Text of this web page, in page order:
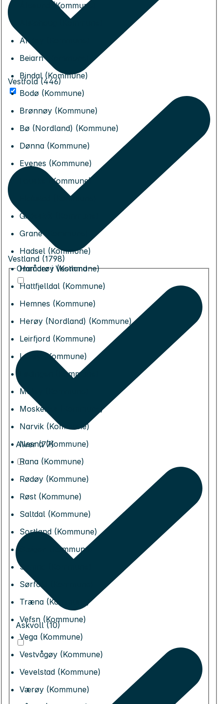
Ålesund (Kommune)
Andøy (Kommune)
Beiarn (Kommune)
Bindal (Kommune)
Bodø (Kommune)
Brønnøy (Kommune)
Bø (Nordland) (Kommune)
Dønna (Kommune)
Evenes (Kommune)
Fauske (Kommune)
Flakstad (Kommune)
Gildeskål (Kommune)
Grane (Kommune)
Hadsel (Kommune)
Hamarøy (Kommune)
Hattfjelldal (Kommune)
Hemnes (Kommune)
Herøy (Nordland) (Kommune)
Leirfjord (Kommune)
Lurøy (Kommune)
Lødingen (Kommune)
Meløy (Kommune)
Moskenes (Kommune)
Narvik (Kommune)
Nesna (Kommune)
Rana (Kommune)
Rødøy (Kommune)
Røst (Kommune)
Saltdal (Kommune)
Sortland (Kommune)
Steigen (Kommune)
Sømna (Kommune)
Sørfold (Kommune)
Træna (Kommune)
Vefsn (Kommune)
Vega (Kommune)
Vestvågøy (Kommune)
Vevelstad (Kommune)
Værøy (Kommune)
Vestfold (446)
Vestland (1798)
Områder i Vestland
Alver (77)
Askvoll (10)